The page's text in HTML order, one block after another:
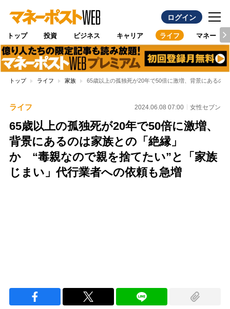
ログイン
トップ 投資 ビジネス キャリア ライフ マネー
トップ ライフ 家族 65歳以上の孤独死が20年で50倍に激増、背景にあるの
ライフ 2024.06.08 07:00 女性セブン
65歳以上の孤独死が20年で50倍に激増、
背景にあるのは家族との「絶縁」
か “毒親なので親を捨てたい”と「家族
じまい」代行業者への依頼も急増